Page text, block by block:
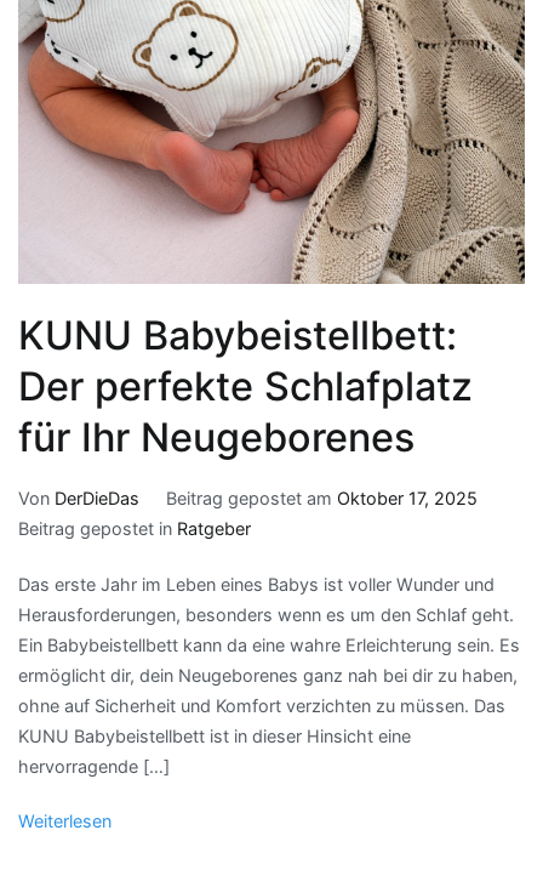
KUNU Babybeistellbett:
Der perfekte Schlafplatz
für Ihr Neugeborenes
Von DerDieDas Beitrag gepostet am Oktober 17, 2025
Beitrag gepostet in Ratgeber
Das erste Jahr im Leben eines Babys ist voller Wunder und
Herausforderungen, besonders wenn es um den Schlaf geht.
Ein Babybeistellbett kann da eine wahre Erleichterung sein. Es
ermöglicht dir, dein Neugeborenes ganz nah bei dir zu haben,
ohne auf Sicherheit und Komfort verzichten zu müssen. Das
KUNU Babybeistellbett ist in dieser Hinsicht eine
hervorragende […]
Weiterlesen